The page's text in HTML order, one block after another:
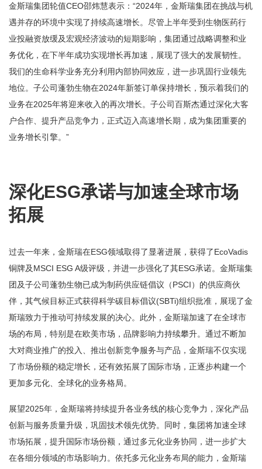
金斯瑞集团轮值CEO邵炜慧表示：“2024年，金斯瑞集团在挑战与机
遇并存的环境中实现了持续高速增长。尽管上半年受到生物医药行
业投融资放缓及宏观经济波动的短期影响，集团通过战略调整和业
务优化，在下半年成功实现增长再加速，展现了强大的发展韧性。
我们的生命科学业务充分利用内部协同效应，进一步巩固行业领先
地位。子公司蓬勃生物在2024年新签订单保持增长，预示着我们的
业务在2025年将迎来收入的再次增长。子公司百斯杰通过深化大客
户合作、提升产品竞争力，正式迈入高速增长期，成为集团重要的
业务增长引擎。”
深化ESG承诺与加速全球市场
拓展
过去一年来，金斯瑞在ESG领域取得了显著进展，获得了EcoVadis
铜牌及MSCI ESG A级评级，并进一步强化了其ESG承诺。金斯瑞集
团及子公司蓬勃生物已成为制药供应链倡议（PSCI）的供应商伙
伴，其气候目标正式获得科学碳目标倡议(SBTi)组织批准，展现了金
斯瑞致力于推动可持续发展的决心。此外，金斯瑞加速了在全球市
场的布局，特别是在欧美市场，品牌影响力持续攀升。通过不断加
大对商业推广的投入、推出创新竞争服务与产品，金斯瑞不仅实现
了市场份额的稳定增长，还有效拓展了国际市场，正逐步构建一个
更加多元化、全球化的业务格局。
展望2025年，金斯瑞将持续提升各业务线的核心竞争力，深化产品
创新与服务质量升级，巩固技术领先优势。同时，集团将加速全球
市场拓展，提升国际市场份额，通过多元化业务协同，进一步扩大
在各细分领域的市场影响力。依托多元化业务布局的能力，金斯瑞